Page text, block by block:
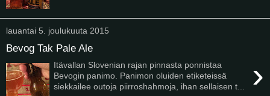
lauantai 5. joulukuuta 2015
Bevog Tak Pale Ale
›
Itävallan Slovenian rajan pinnasta ponnistaa
Bevogin panimo. Panimon oluiden etiketeissä
siekkailee outoja piirroshahmoja, ihan sellaisen t...